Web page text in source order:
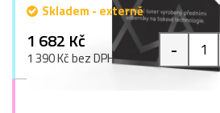
Skladem - externě
1 682 Kč
1 390 Kč bez DPH -